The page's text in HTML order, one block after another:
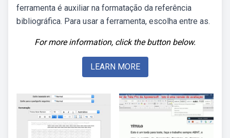
ferramenta é auxiliar na formatação da referência
bibliográfica. Para usar a ferramenta, escolha entre as.
For more information, click the button below.
LEARN MORE